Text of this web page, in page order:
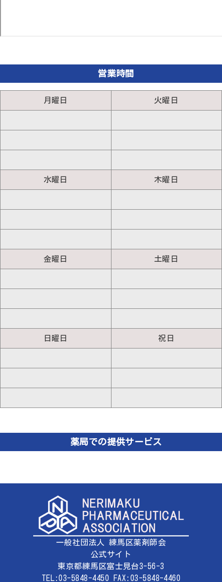
営業時間
月曜日 火曜日
水曜日 木曜日
金曜日 土曜日
日曜日 祝日
薬局での提供サービス
一般社団法人 練馬区薬剤師会
公式サイト
東京都練馬区富士見台3-56-3
TEL:03-5848-4450 FAX:03-5848-4460